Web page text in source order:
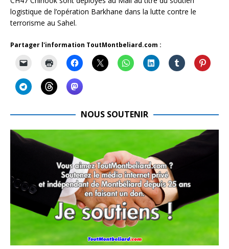
logistique de l’opération Barkhane dans la lutte contre le
terrorisme au Sahel.
Partager l'information ToutMontbeliard.com :
NOUS SOUTENIR